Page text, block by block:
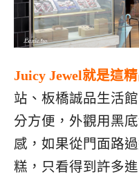
Juicy Jewel就是這
站、板橋誠品生活
分方便，外觀用黑
感，如果從門面路
糕，只看得到許多